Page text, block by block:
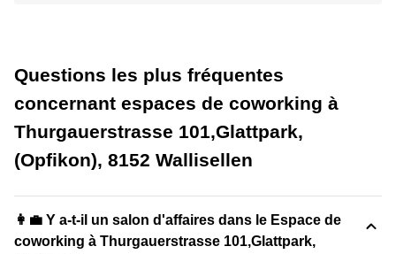
Questions les plus fréquentes
concernant espaces de coworking à
Thurgauerstrasse 101,Glattpark,
(Opfikon), 8152 Wallisellen
👩‍💼 Y a-t-il un salon d'affaires dans le Espace de
coworking à Thurgauerstrasse 101,Glattpark,